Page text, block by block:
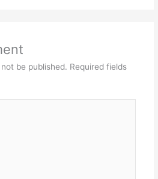
be published. Required fields